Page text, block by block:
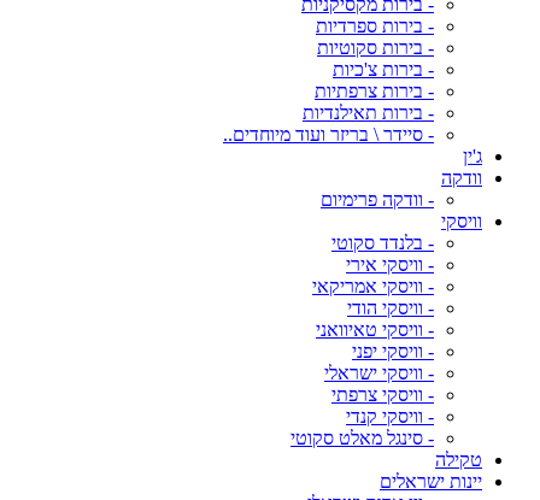
- בירות מקסיקניות
- בירות ספרדיות
- בירות סקוטיות
- בירות צ'כיות
- בירות צרפתיות
- בירות תאילנדיות
- סיידר \ בריזר ועוד מיוחדים..
ג'ין
וודקה
- וודקה פרימיום
וויסקי
- בלנדד סקוטי
- וויסקי אירי
- וויסקי אמריקאי
- וויסקי הודי
- וויסקי טאיוואני
- וויסקי יפני
- וויסקי ישראלי
- וויסקי צרפתי
- וויסקי קנדי
- סינגל מאלט סקוטי
טקילה
יינות ישראלים